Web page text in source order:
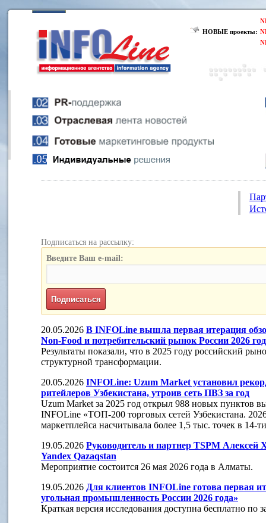
НОВЫЕ проекты:
Подписаться на рассылку:
Введите Ваш e-mail:
20.05.2026 В INFOLine вышла первая итерация
Non-Food и потребительский рынок России 2026
Результаты показали, что в 2025 году российский
структурной трансформации.
20.05.2026 INFOLine: Uzum Market установил
ритейлеров Узбекистана, утроив сеть ПВЗ за год
Uzum Market за 2025 год открыл 988 новых пунктов
INFOLine «ТОП-200 торговых сетей Узбекистана.
маркетплейса насчитывала более 1,5 тыс. точек в 14-
19.05.2026 Руководитель и партнер TSPM
Yandex Qazaqstan
Мероприятие состоится 26 мая 2026 года в Алматы.
19.05.2026 Для клиентов INFOLine готова первая
угольная промышленность России 2026 года»
Краткая версия исследования доступна бесплатно по